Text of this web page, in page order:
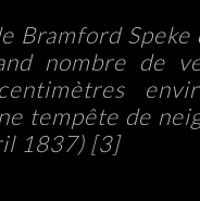
Bramford Speke
nombre de
tempête de
1837)[3]